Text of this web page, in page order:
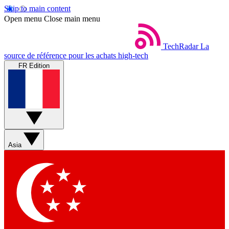
Skip to main content
Open menu Close main menu
TechRadar La
source de référence pour les achats high-tech
FR Edition
Asia